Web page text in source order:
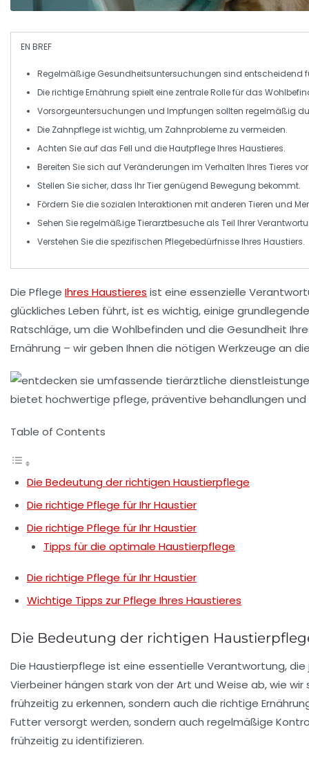
EN BREF
Regelmäßige Gesundheitsuntersuchungen sind entscheidend
Die richtigeErnährung spielt eine zentrale Rolle für das
Vorsorgeuntersuchungen und Impfungen sollten regelmäßig
Die Zahnpflegeist wichtig, um Zahnprobleme zu vermeiden.
Achten Sie auf das Fell und dieHautpflegeIhres Haustieres.
Bereiten Sie sich auf Veränderungen im Verhalten Ihres Tieres
Stellen Sie sicher, dass Ihr Tier genügend Bewegung bekommt.
Fördern Sie die sozialen Interaktionen mit anderen Tieren und
Sehen Sie regelmäßigeTierarztbesuche als Teil Ihrer
Verstehen Sie die spezifischen PflegebedürfnisseIhres Haustiers.
Die Pflege Ihres Haustieres ist eine essenzielle
glückliches Leben führt, ist es wichtig, einige
Ratschläge, um die Wohlbefinden und die Gesundheit
Ernährung – wir geben Ihnen die nötigen Werkzeuge an
Table of Contents
Die Bedeutung der richtigen Haustierpflege
Die richtige Pflege für Ihr Haustier
Die richtige Pflege für Ihr Haustier
Tipps für die optimale Haustierpflege
Die richtige Pflege für Ihr Haustier
Wichtige Tipps zur Pflege Ihres Haustieres
Die Bedeutung der richtigen
Die Haustierpflege ist eine essentielle Verantwortung,
Vierbeiner hängen stark von der Art und Weise ab, wie
frühzeitig zu erkennen, sondern auch die richtige
Futter versorgt werden, sondern auch regelmäßige
frühzeitig zu identifizieren.